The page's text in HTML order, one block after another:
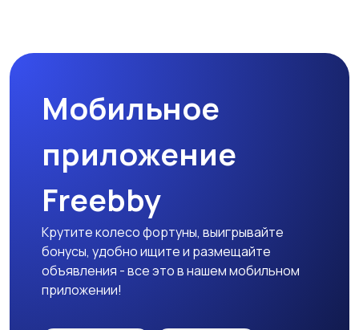
Мобильное
приложение
Freebby
Крутите колесо фортуны, выигрывайте
бонусы, удобно ищите и размещайте
объявления - все это в нашем мобильном
приложении!